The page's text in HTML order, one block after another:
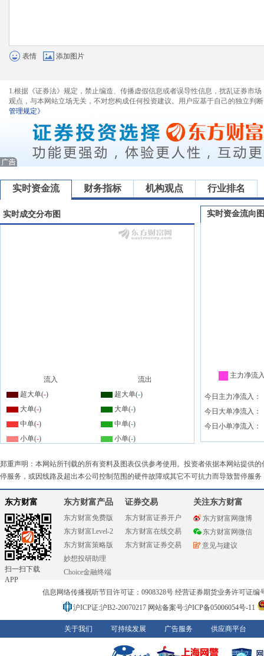
表情 添加图片
1.根据《证券法》规定，禁止编造、传播虚假信息或者误导性信息，扰乱证券市
观点，与本网站立场无关，不对您构成任何投资建议。用户应基于自己的独立判
管理规定》
实时资金流 财务指标 机构观点 行业排名
实时成交分布图
流入
流出
超大单(-) 超大单(-)
大单(-) 大单(-)
中单(-) 中单(-)
小单(-) 小单(-)
实时资金流向图
主力净流
今日主力净流入：
今日大单净流入：
今日小单净流入：
郑重声明：本网站所刊载的所有资料及图表仅供参考使用。投资者依据本网站提供
停服务，或因线路及超出本公司控制范围的硬件故障或其它不可抗力而导致暂停服
东方财富
扫一扫下载
APP
东方财富产品
东方财富免费版
东方财富Level-2
东方财富策略版
妙想投研助理
Choice金融终端
证券交易
东方财富证券开户
东方财富在线交易
东方财富证券交易
关注东方财富
东方财富网微博
东方财富网微信
意见与建议
信息网络传播视听节目许可证：0908328号 经营证券期货业务许可证编
沪ICP证:沪B2-20070217 网站备案号:沪ICP备05006054号-11
关于我们 可持续发展 广告服务 供应商平台